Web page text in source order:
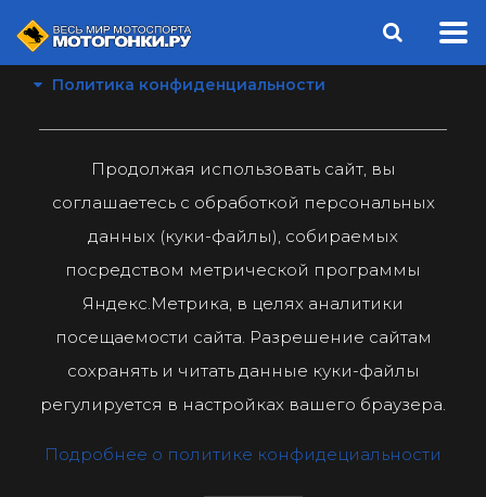
Политика конфиденциальности
Продолжая использовать сайт, вы
соглашаетесь с обработкой персональных
данных (куки-файлы), собираемых
посредством метрической программы
Яндекс.Метрика, в целях аналитики
посещаемости сайта. Разрешение сайтам
сохранять и читать данные куки-файлы
регулируется в настройках вашего браузера.
Подробнее о политике конфидециальности